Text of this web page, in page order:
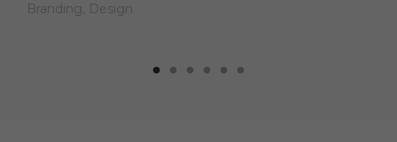
Branding Design